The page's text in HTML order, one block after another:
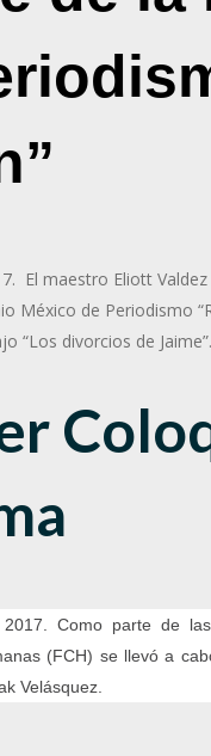
El maestro Eliott
México de Periodismo
“Los divorcios de Jaime”.
Como parte de
(FCH) se llevó a
Velásquez.